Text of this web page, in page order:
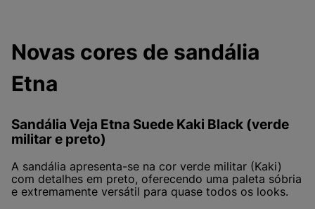
Novas cores de sandália
Etna
Sandália Veja Etna Suede Kaki Black (verde
militar e preto)
A sandália apresenta-se na cor verde militar (Kaki)
com detalhes em preto, oferecendo uma paleta sóbria
e extremamente versátil para quase todos os looks.